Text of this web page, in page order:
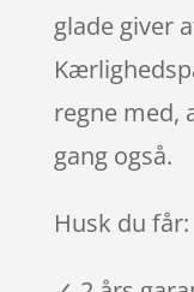
glade giver
regne med,
gang også.
Husk du får: